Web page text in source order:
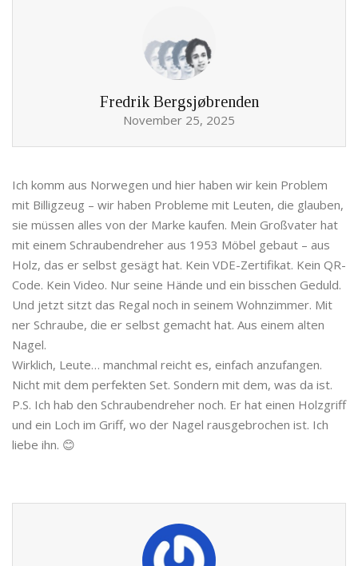
Fredrik Bergsjøbrenden
November 25, 2025
Ich komm aus Norwegen und hier haben wir kein Problem
mit Billigzeug – wir haben Probleme mit Leuten, die glauben,
sie müssen alles von der Marke kaufen. Mein Großvater hat
mit einem Schraubendreher aus 1953 Möbel gebaut – aus
Holz, das er selbst gesägt hat. Kein VDE-Zertifikat. Kein QR-
Code. Kein Video. Nur seine Hände und ein bisschen Geduld.
Und jetzt sitzt das Regal noch in seinem Wohnzimmer. Mit
ner Schraube, die er selbst gemacht hat. Aus einem alten
Nagel.
Wirklich, Leute… manchmal reicht es, einfach anzufangen.
Nicht mit dem perfekten Set. Sondern mit dem, was da ist.
P.S. Ich hab den Schraubendreher noch. Er hat einen Holzgriff
und ein Loch im Griff, wo der Nagel rausgebrochen ist. Ich
liebe ihn. 😊